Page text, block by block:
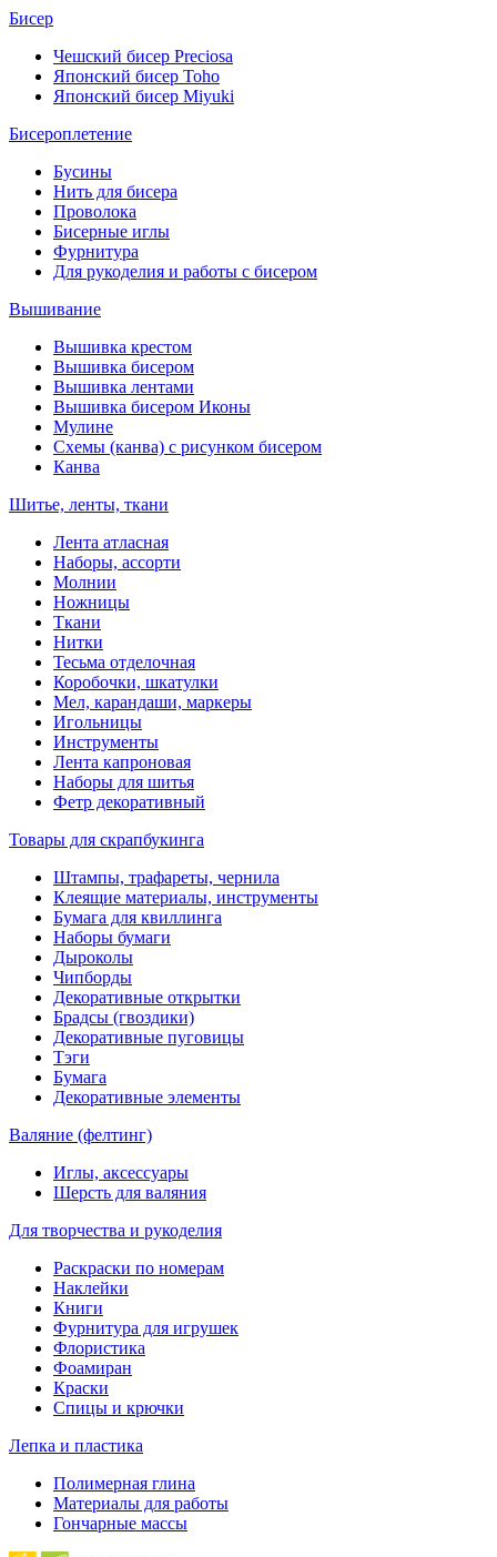
Бисер
Чешский бисер Preciosa
Японский бисер Toho
Японский бисер Miyuki
Бисероплетение
Бусины
Нить для бисера
Проволока
Бисерные иглы
Фурнитура
Для рукоделия и работы с бисером
Вышивание
Вышивка крестом
Вышивка бисером
Вышивка лентами
Вышивка бисером Иконы
Мулине
Схемы (канва) с рисунком бисером
Канва
Шитье, ленты, ткани
Лента атласная
Наборы, ассорти
Молнии
Ножницы
Ткани
Нитки
Тесьма отделочная
Коробочки, шкатулки
Мел, карандаши, маркеры
Игольницы
Инструменты
Лента капроновая
Наборы для шитья
Фетр декоративный
Товары для скрапбукинга
Штампы, трафареты, чернила
Клеящие материалы, инструменты
Бумага для квиллинга
Наборы бумаги
Дыроколы
Чипборды
Декоративные открытки
Брадсы (гвоздики)
Декоративные пуговицы
Тэги
Бумага
Декоративные элементы
Валяние (фелтинг)
Иглы, аксессуары
Шерсть для валяния
Для творчества и рукоделия
Раскраски по номерам
Наклейки
Книги
Фурнитура для игрушек
Флористика
Фоамиран
Краски
Спицы и крючки
Лепка и пластика
Полимерная глина
Материалы для работы
Гончарные массы